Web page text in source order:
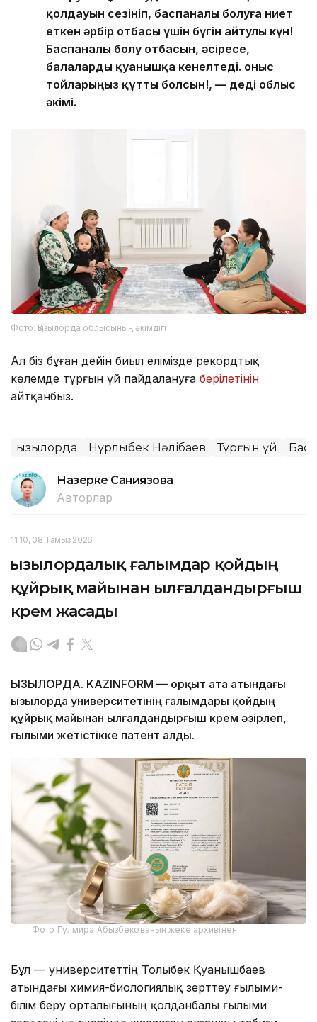
қолдауын сезініп, баспаналы болуға ниет
еткен әрбір отбасы үшін бүгін айтулы күн!
Баспаналы болу отбасын, әсіресе,
балаларды қуанышқа кенелтеді. Қоныс
тойларыңыз құтты болсын!, — деді облыс
әкімі.
Фото: Қызылорда облысының әкімдігі
Ал біз бұған дейін биыл елімізде рекордтық
көлемде тұрғын үй пайдалануға берілетінін
айтқанбыз.
Қызылорда Нұрлыбек Нәлібаев Тұрғын үй
Назерке Саниязова
Авторлар
11:10, 08 Тамыз 2026
Қызылордалық ғалымдар қойдың
құйрық майынан ылғалдандырғыш
крем жасады
ҚЫЗЫЛОРДА. KAZINFORM — Қорқыт ата атындағы
Қызылорда университетінің ғалымдары қойдың
құйрық майынан ылғалдандырғыш крем әзірлеп,
ғылыми жетістікке патент алды.
Фото Гүлмира Абызбекованың жеке архивінен
Бұл — университеттің Толыбек Қуанышбаев
атындағы химия-биологиялық зерттеу ғылыми-
білім беру орталығының қолданбалы ғылыми